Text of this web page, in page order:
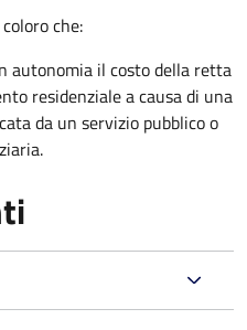
che:
autonomia il costo della retta
residenziale a causa di una
da un servizio pubblico o